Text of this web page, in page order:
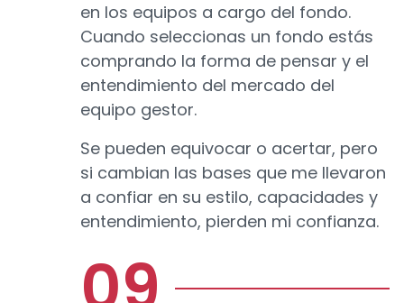
en los equipos a cargo del fondo.
Cuando seleccionas un fondo estás
comprando la forma de pensar y el
entendimiento del mercado del
equipo gestor.
Se pueden equivocar o acertar, pero
si cambian las bases que me llevaron
a confiar en su estilo, capacidades y
entendimiento, pierden mi confianza.